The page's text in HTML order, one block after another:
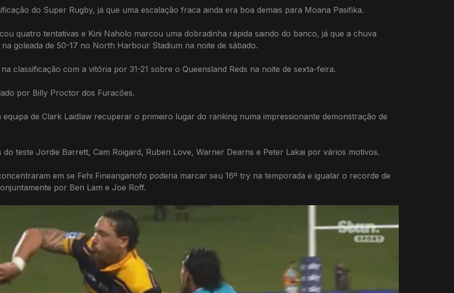
do Super Rugby, já que uma escalação fraca ainda era boa demais para Moana Pasifika.
quatro tentativas e Kini Naholo marcou uma dobradinha rápida saindo do banco, já que a chuva
goleada de 50-17 no North Harbour Stadium na noite de sábado.
classificação com a vitória por 31-21 sobre o Queensland Reds na noite de sexta-feira.
por Billy Proctor dos Furacões.
de Clark Laidlaw recuperar o primeiro lugar do ranking numa impressionante demonstração de
teste Jordie Barrett, Cam Roigard, Ruben Love, Warner Dearns e Peter Lakai por vários motivos.
em se Fehi Fineanganofo poderia marcar seu 16º try na temporada e igualar o recorde de
por Ben Lam e Joe Roff.